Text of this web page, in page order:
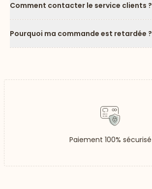
Comment contacter le service clients ?
Pourquoi ma commande est retardée ?
Paiement 100% sécurisé